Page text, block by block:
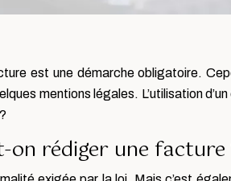
est une démarche obligatoire.
mentions légales. L’utilisation
on rédiger une facture